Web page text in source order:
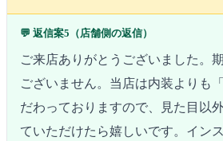
💬 返信案5（店舗側の返信）
ご来店ありがとうございました。
ございません。当店は内装よりも
だわっておりますので、見た目以
ていただけたら嬉しいです。イン